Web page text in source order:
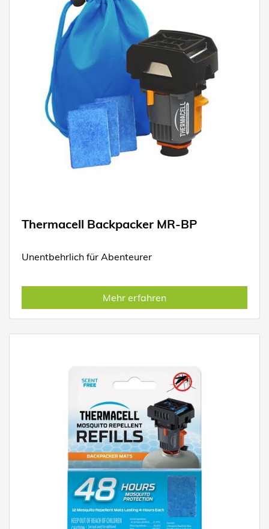
Thermacell Backpacker MR-BP
Unentbehrlich für Abenteurer
Mehr erfahren